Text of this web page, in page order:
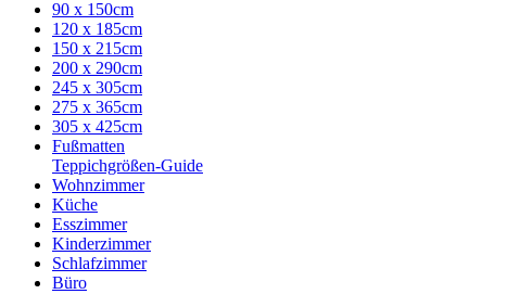
90 x 150cm
120 x 185cm
150 x 215cm
200 x 290cm
245 x 305cm
275 x 365cm
305 x 425cm
Fußmatten
Teppichgrößen-Guide
Wohnzimmer
Küche
Esszimmer
Kinderzimmer
Schlafzimmer
Büro